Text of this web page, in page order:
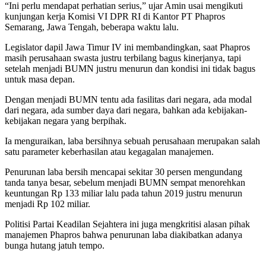
“Ini perlu mendapat perhatian serius,” ujar Amin usai mengikuti
kunjungan kerja Komisi VI DPR RI di Kantor PT Phapros
Semarang, Jawa Tengah, beberapa waktu lalu.
Legislator dapil Jawa Timur IV ini membandingkan, saat Phapros
masih perusahaan swasta justru terbilang bagus kinerjanya, tapi
setelah menjadi BUMN justru menurun dan kondisi ini tidak bagus
untuk masa depan.
Dengan menjadi BUMN tentu ada fasilitas dari negara, ada modal
dari negara, ada sumber daya dari negara, bahkan ada kebijakan-
kebijakan negara yang berpihak.
Ia menguraikan, laba bersihnya sebuah perusahaan merupakan salah
satu parameter keberhasilan atau kegagalan manajemen.
Penurunan laba bersih mencapai sekitar 30 persen mengundang
tanda tanya besar, sebelum menjadi BUMN sempat menorehkan
keuntungan Rp 133 miliar lalu pada tahun 2019 justru menurun
menjadi Rp 102 miliar.
Politisi Partai Keadilan Sejahtera ini juga mengkritisi alasan pihak
manajemen Phapros bahwa penurunan laba diakibatkan adanya
bunga hutang jatuh tempo.